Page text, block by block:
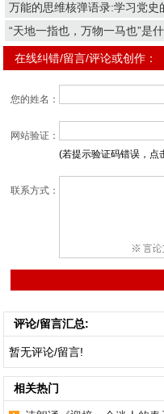
万能的思维核弹语录:学习党史
“天地一指也，万物一马也”是
在线纠错/留言/评论或创作：
您的姓名：
网站验证：
(若提示验证码错误，点
联系方式：
评论/留言汇总:
暂无评论/留言!
相关热门